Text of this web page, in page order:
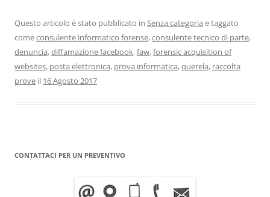
Questo articolo è stato pubblicato in Senza categoria e taggato
comeconsulente informatico forense,consulente tecnico di parte,
denuncia,diffamazione facebook,faw,forensic acquisition of
websites, posta elettronica, prova informatica,querela, raccolta
prove il 16 Agosto 2017
CONTATTACI PER UN PREVENTIVO